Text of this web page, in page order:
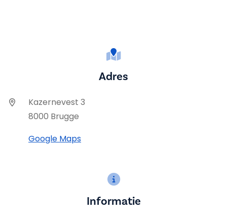
Adres
Kazernevest 3
8000 Brugge
Google Maps
Informatie